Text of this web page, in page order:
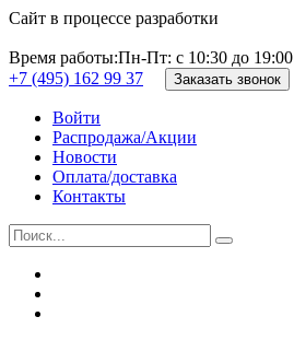
Сайт в процессе разработки
Время работы:Пн-Пт: с 10:30 до 19:00
+7 (495) 162 99 37
Заказать звонок
Войти
Распродажа/Акции
Новости
Оплата/доставка
Контакты